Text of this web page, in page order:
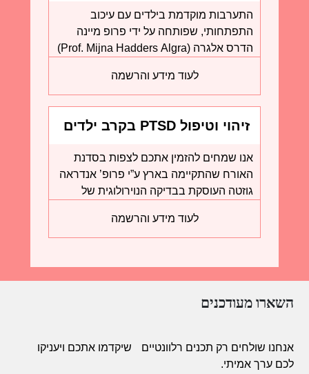
התערבות מוקדמת בילדים עם עיכוב
התפתחותי, שפותחה על ידי פרופ מיינה
הדרס אלגרה (Prof. Mijna Hadders Algra)
תכנית מבוססת ראיות זו יעילה
בקידום יכולות מוטוריות וקוגניטיביות על ידי
כמחולל השינוי. התכנית ממוקדת משפחה,
כלים לתמיכה בתהליך הלמידה של הילד
ומדגישה את מקום התרפיסט כאיש מקצוע
מאמן התומך בתהליך.
לעוד מידע והרשמה
זיהוי וטיפול PTSD בקרב ילדים
אנו שמחים להזמין אתכם לצפות בסדנת
האורח שהתקיימה בארץ ע”י פרופ’ אנדראה
גוזטה העוסקת בבדיקה הנוירולוגית של
בדיקה זו היא דרך מהירה, מעשית וקלה
לביצוע בדיקה להערכת טונוס, דגמים
גדולות של ילדים שהתפתחותם טיפוסית
ובמחקר.
הבדיקות מאפשרות מתן ציון, על מנת
לעוד מידע והרשמה
השארו מעודכנים
אנחנו שולחים רק תכנים רלוונטיים שיקדמו אתכם ויעניקו
לכם ערך אמיתי.